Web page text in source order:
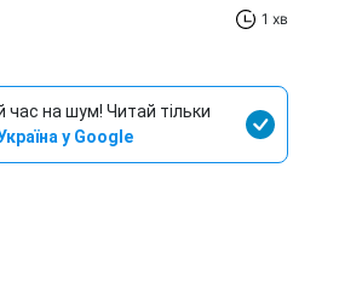
1 хв
час на шум! Читай тільки
у Google